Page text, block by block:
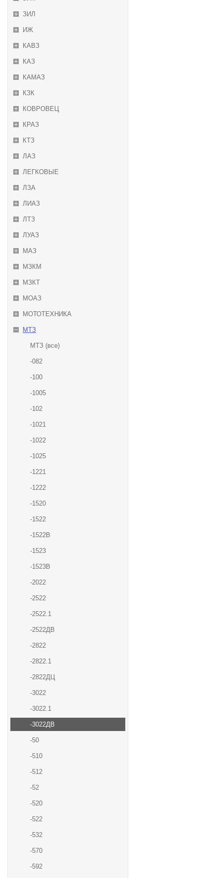
ЗИЛ
ИЖ
КАВЗ
КАЗ
КАМАЗ
КЗК
КОВРОВЕЦ
КРАЗ
КТЗ
ЛАЗ
ЛЕГКОВЫЕ
ЛЗА
ЛИАЗ
ЛТЗ
ЛУАЗ
МАЗ
МЗКМ
МЗКТ
МОАЗ
МОТОТЕХНИКА
МТЗ
МТЗ (все)
-082
-100
-1005
-102
-1021
-1022
-1025
-1221
-1222
-1520
-1522
-1522В
-1523
-1523В
-2022
-2522
-2522.1
-2522ДВ
-2822
-2822.1
-2822ДЦ
-3022
-3022.1
-3022ДВ
-50
-510
-512
-52
-520
-522
-532
-570
-592